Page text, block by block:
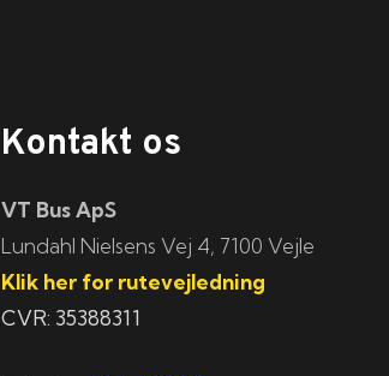
Kontakt os
VT Bus ApS
​​​Lundahl Nielsens Vej 4, 7100 Vejle
Klik her for rutevejledning
CVR: 35388311